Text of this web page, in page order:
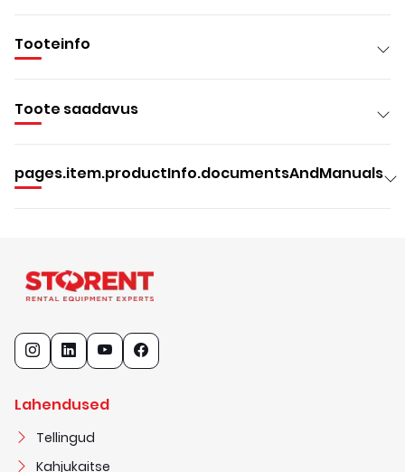
Tooteinfo
Toote saadavus
pages.item.productInfo.documentsAndManuals
Lahendused
Tellingud
Kahjukaitse